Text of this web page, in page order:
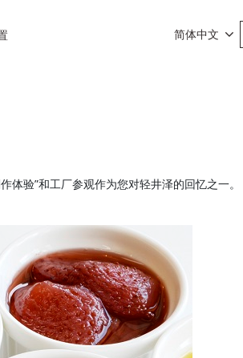
简体中文
体验”和工厂参观作为您对轻井泽的回忆之一